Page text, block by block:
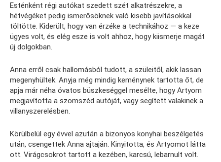
Esténként régi autókat szedett szét alkatrészekre, a
hétvégéket pedig ismerősöknek való kisebb javításokkal
töltötte. Kiderült, hogy van érzéke a technikához — a keze
ügyes volt, és elég esze is volt ahhoz, hogy kiismerje magát
új dolgokban.
Anna erről csak hallomásból tudott, a szüleitől, akik lassan
megenyhültek. Anyja még mindig keménynek tartotta őt, de
apja már néha óvatos büszkeséggel mesélte, hogy Artyom
megjavította a szomszéd autóját, vagy segített valakinek a
villanyszerelésben.
Körülbelül egy évvel azután a bizonyos konyhai beszélgetés
után, csengettek Anna ajtaján. Kinyitotta, és Artyomot látta
ott. Virágcsokrot tartott a kezében, karcsú, lebarnult volt.